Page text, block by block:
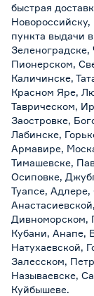
быстрая
пункта выдачи
Зеленоградске,
Пионерском,
Каличинске,
Красном Яре,
Таврическом,
Заостровке,
Лабинске,
Армавире,
Тимашевске,
Осиповке,
Туапсе,
Дивноморском,
Кубани, Анапе,
Натухаевской,
Залесском,
Называевске,
Куйбышеве.